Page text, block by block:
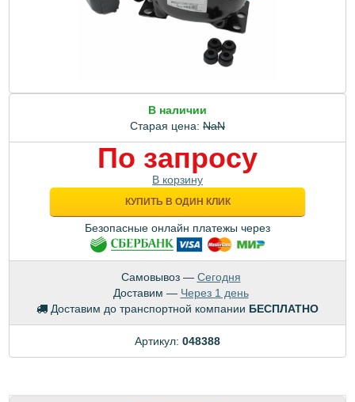
В наличии
Старая цена: NaN
По запросу
В корзину
КУПИТЬ В ОДИН КЛИК
Безопасные онлайн платежы через
Самовывоз — Сегодня
Доставим — Через 1 день
Доставим до транспортной компании БЕСПЛАТНО
Артикул: 048388